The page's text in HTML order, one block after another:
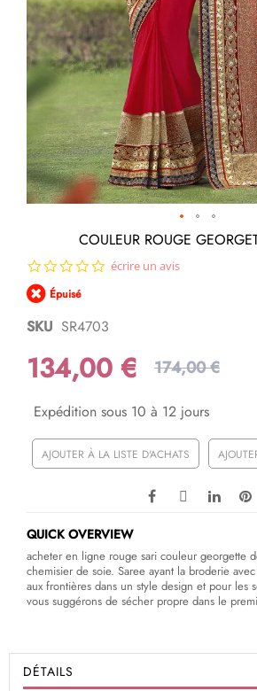
début
de
la
d’images
COULEUR ROUGE
0.0
écrire un avis
Épuisé
SKU SR4703
134,00 € 174,00 €
Expédition sous 10 à 12 jours
AJOUTER À LA LISTE D'ACHATS
QUICK OVERVIEW
acheter en ligne rouge sari couleur georgette
chemisier de soie. Saree ayant la broderie
aux frontières dans un style design et pour les
vous suggérons de sécher propre dans le
DÉTAILS